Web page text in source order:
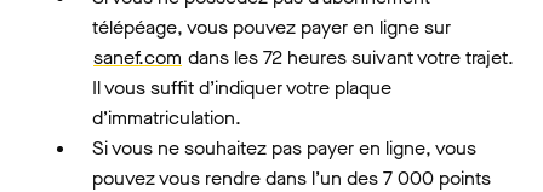
télépéage, vous pouvez payer en ligne sur
sanef.com dans les 72 heures suivant votre trajet.
Il vous suffit d’indiquer votre plaque
d’immatriculation.
Si vous ne souhaitez pas payer en ligne, vous
pouvez vous rendre dans l’un des 7 000 points